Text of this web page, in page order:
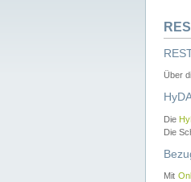
Über
Die
Die
Mit